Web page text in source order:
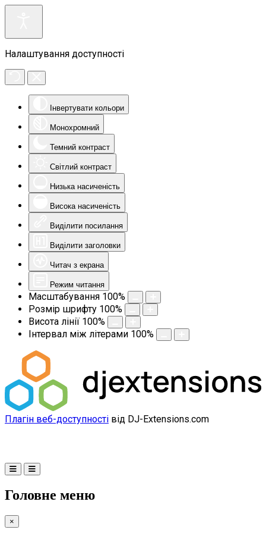
Налаштування доступності
Інвертувати кольори
Монохромний
Темний контраст
Світлий контраст
Низька насиченість
Висока насиченість
Виділити посилання
Виділити заголовки
Читач з екрана
Режим читання
Масштабування 100%
Розмір шрифту 100%
Висота лінії 100%
Інтервал між літерами 100%
Плагін веб-доступності від DJ-Extensions.com
Головне меню
×